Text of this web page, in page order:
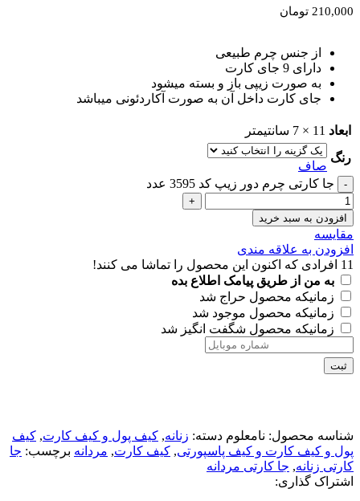
210,000 تومان
از جنس چرم طبیعی
دارای 9 جای کارت
به صورت زیپی باز و بسته میشود
جای کارت داخل آن به صورت آکاردئونی میباشد
ابعاد 11 × 7 سانتیمتر
رنگ
صاف
جا کارتی چرم دور زیپ کد 3595 عدد
افزودن به سبد خرید
مقايسه
افزودن به علاقه مندی
11 افرادی که اکنون این محصول را تماشا می کنند!
به من از طریق پیامک اطلاع بده
زمانیکه محصول حراج شد
زمانیکه محصول موجود شد
زمانیکه محصول شگفت انگیز شد
ثبت
شناسه محصول: نامعلوم دسته: زنانه, کیف پول و کیف کارت, کیف
پول و کیف کارت و کیف پاسپورتی, کیف کارت, مردانه برچسب: جا
کارتی زنانه, جا کارتی مردانه
اشتراک گذاری: